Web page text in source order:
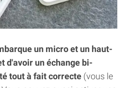
un micro et un haut-
d'avoir un échange bi-
tout à fait correcte (vous le